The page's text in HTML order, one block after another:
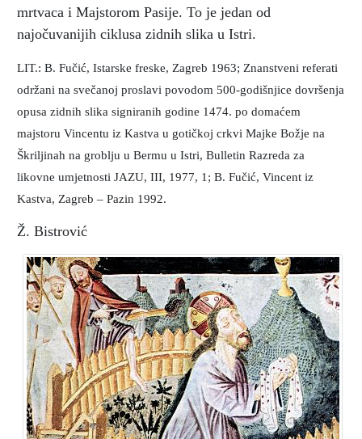
mrtvaca i Majstorom Pasije. To je jedan od
najočuvanijih ciklusa zidnih slika u Istri.
LIT.: B. Fučić, Istarske freske, Zagreb 1963; Znanstveni referati
održani na svečanoj proslavi povodom 500-godišnjice dovršenja
opusa zidnih slika signiranih godine 1474. po domaćem
majstoru Vincentu iz Kastva u gotičkoj crkvi Majke Božje na
Škriljinah na groblju u Bermu u Istri, Bulletin Razreda za
likovne umjetnosti JAZU, III, 1977, 1; B. Fučić, Vincent iz
Kastva, Zagreb – Pazin 1992.
Ž. Bistrović